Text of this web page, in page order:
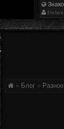
Enclave
» Блог » Разное